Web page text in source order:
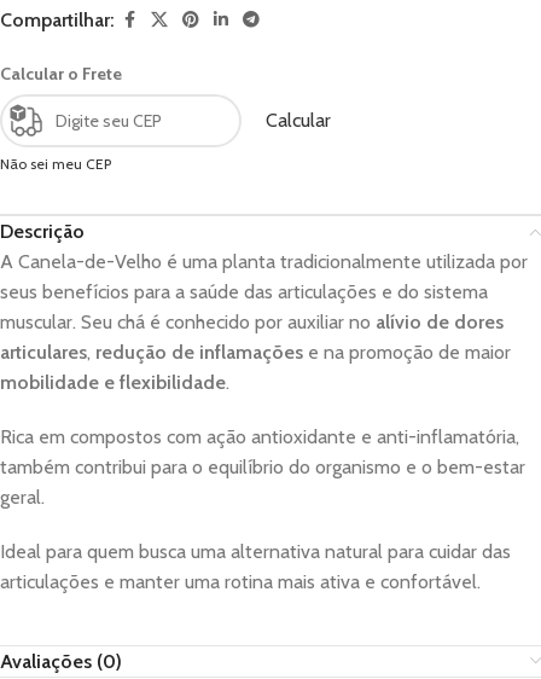
Compartilhar:
Calcular o Frete
Calcular
Não sei meu CEP
Descrição
A Canela-de-Velho é uma planta tradicionalmente utilizada por
seus benefícios para a saúde das articulações e do sistema
muscular. Seu chá é conhecido por auxiliar no alívio de dores
articulares, redução de inflamações e na promoção de maior
mobilidade e flexibilidade.
Rica em compostos com ação antioxidante e anti-inflamatória,
também contribui para o equilíbrio do organismo e o bem-estar
geral.
Ideal para quem busca uma alternativa natural para cuidar das
articulações e manter uma rotina mais ativa e confortável.
Avaliações (0)